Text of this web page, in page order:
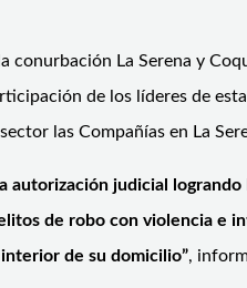
La Serena y
de los líderes de
las Compañías en La
judicial
de robo con violencia e
de su domicilio”,